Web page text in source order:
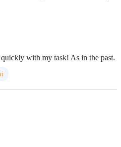
with my task! As in the past.